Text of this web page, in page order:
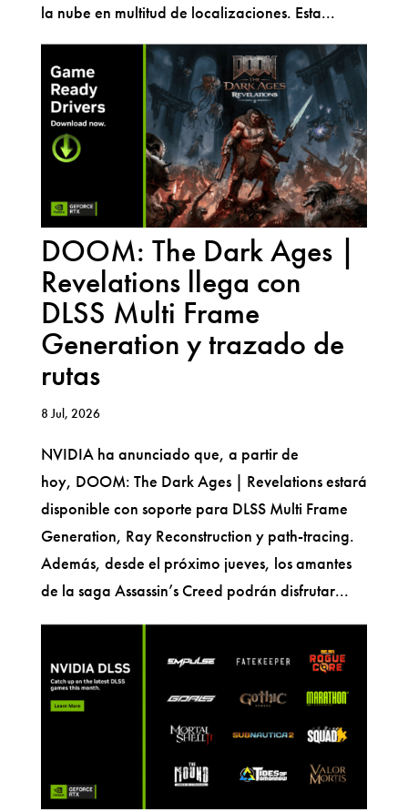
la nube en multitud de localizaciones. Esta...
DOOM: The Dark Ages |
Revelations llega con
DLSS Multi Frame
Generation y trazado de
rutas
8 Jul, 2026
NVIDIA ha anunciado que, a partir de
hoy, DOOM: The Dark Ages | Revelations estará
disponible con soporte para DLSS Multi Frame
Generation, Ray Reconstruction y path-tracing.
Además, desde el próximo jueves, los amantes
de la saga Assassin’s Creed podrán disfrutar...